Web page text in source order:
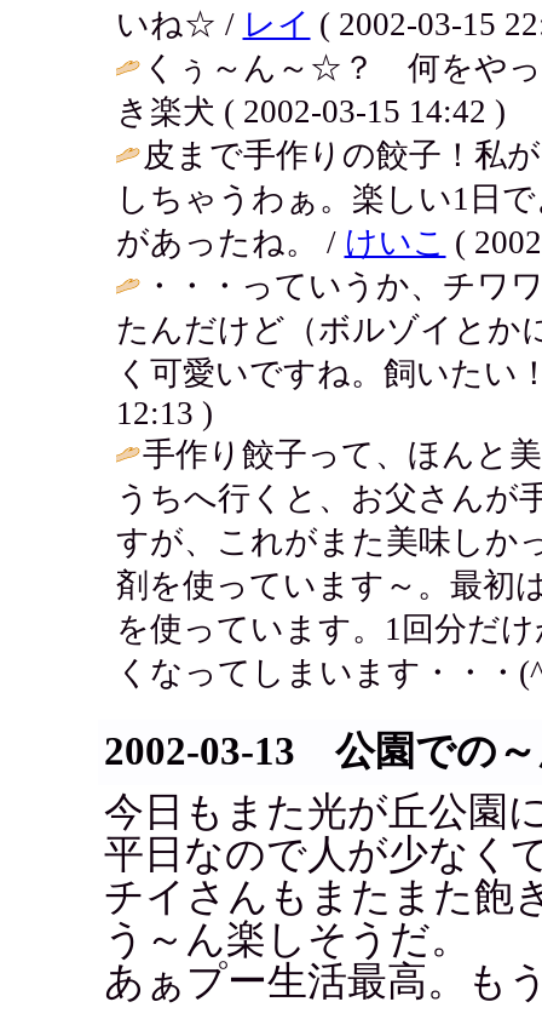
いね☆ / レイ ( 2002-03-15
くぅ～ん～☆？ 何をや
き楽犬 ( 2002-03-15 14:42 )
皮まで手作りの餃子！私
しちゃうわぁ。楽しい1日
があったね。 / けいこ (
・・・っていうか、チワ
たんだけど（ボルゾイとか
く可愛いですね。飼いたい
12:13 )
手作り餃子って、ほんと
うちへ行くと、お父さんが
すが、これがまた美味し
剤を使っています～。最初
を使っています。1回分だ
くなってしまいます・・・
2002-03-13 公園での
今日もまた光が丘公園
平日なので人が少なく
チイさんもまたまた飽
う～ん楽しそうだ。
あぁプー生活最高。も